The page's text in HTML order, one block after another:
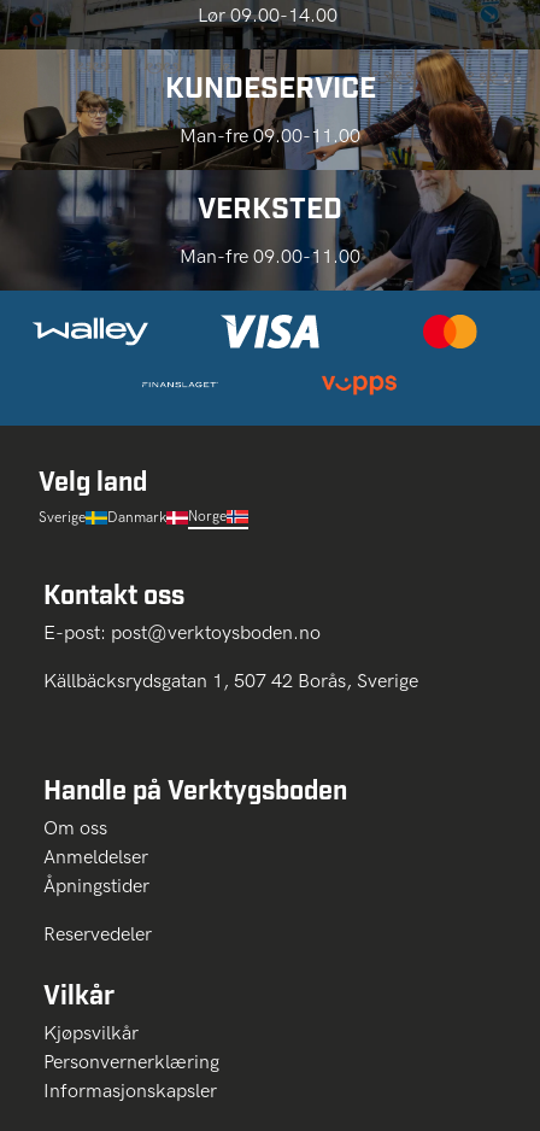
Lør 09.00-14.00
KUNDESERVICE
Man-fre 09.00-11.00
VERKSTED
Man-fre 09.00-11.00
Velg land
Sverige Danmark Norge
Kontakt oss
E-post: post@verktoysboden.no
Källbäcksrydsgatan 1, 507 42 Borås, Sverige
Handle på Verktygsboden
Om oss
Anmeldelser
Åpningstider
Reservedeler
Vilkår
Kjøpsvilkår
Personvernerklæring
Informasjonskapsler